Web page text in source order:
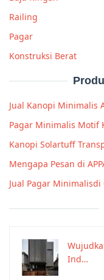
Railing
Pagar
Konstruksi Berat
Jual Kanopi Minimalis
Pagar Minimalis Motif
Kanopi Solartuff
Mengapa Pesan di
Jual Pagar Minimalisdi
Ind…